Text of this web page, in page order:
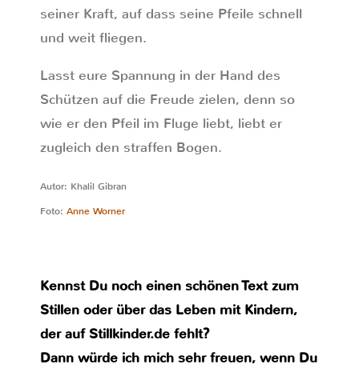
seiner Kraft, auf dass seine Pfeile schnell
und weit fliegen.
Lasst eure Spannung in der Hand des
Schützen auf die Freude zielen, denn so
wie er den Pfeil im Fluge liebt, liebt er
zugleich den straffen Bogen.
Autor: Khalil Gibran
Foto: Anne Worner
Kennst Du noch einen schönen Text zum
Stillen oder über das Leben mit Kindern,
der auf Stillkinder.de fehlt?
Dann würde ich mich sehr freuen, wenn Du